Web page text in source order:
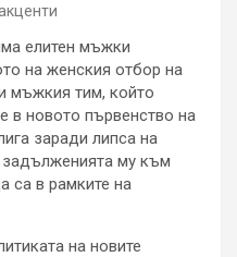
елитен мъжки
на женския отбор на
мъжкия тим, който
в новото първенство на
заради липса на
му към
са в рамките на
на новите